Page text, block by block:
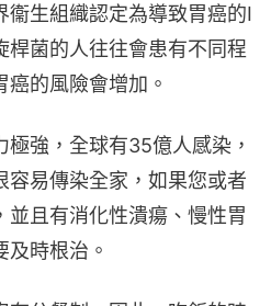
衞生組織認定為導致胃癌的I
桿菌的人往往會患有不同程
的風險會增加。
強，全球有35億人感染，
容易傳染全家，如果您或者
並且有消化性潰瘍、慢性胃
時根治。